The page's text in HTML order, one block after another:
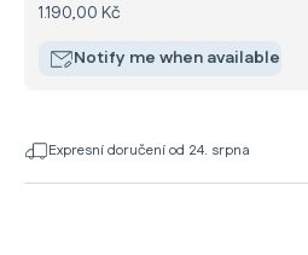
1.190,00 Kč
Notify me when available
Expresní doručení od 24. srpna